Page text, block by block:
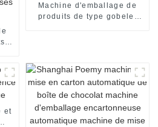
V
Machine d'emballage de
produits de type gobelet
et